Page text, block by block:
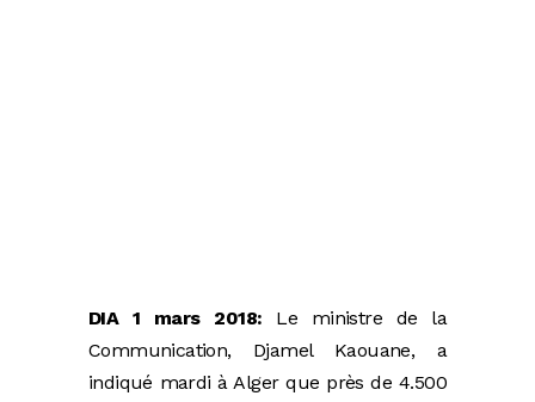
DIA 1 mars 2018: Le ministre de la
Communication, Djamel Kaouane, a
indiqué mardi à Alger que près de 4.500